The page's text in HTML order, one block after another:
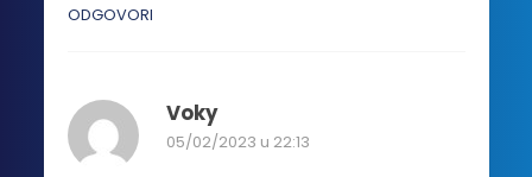
ODGOVORI
Voky
05/02/2023 u 22:13